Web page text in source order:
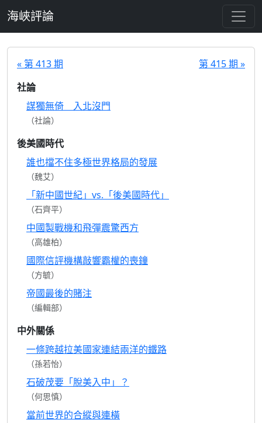
海峽評論
« 第 413 期
第 415 期 »
社論
謀獨無倚 入北沒門
（社論）
後美國時代
誰也擋不住多極世界格局的發展
（魏艾）
「新中國世紀」vs.「後美國時代」
（石齊平）
中國製戰機和飛彈震驚西方
（高雄柏）
國際信評機構敲響霸權的喪鐘
（方毓）
帝國最後的賭注
（編輯部）
中外關係
一條跨越拉美國家連結兩洋的鐵路
（孫若怡）
石破茂要「脫美入中」？
（何思慎）
當前世界的合縱與連橫